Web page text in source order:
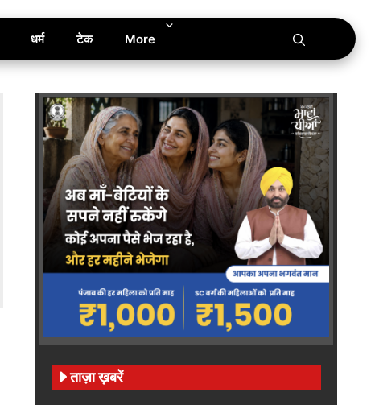
धर्म टेक More
ताज़ा ख़बरें